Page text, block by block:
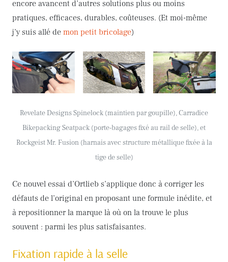
encore avancent d’autres solutions plus ou moins
pratiques, efficaces, durables, coûteuses. (Et moi-même
j’y suis allé de mon petit bricolage)
Revelate Designs Spinelock (maintien par goupille), Carradice
Bikepacking Seatpack (porte-bagages fixé au rail de selle), et
Rockgeist Mr. Fusion(harnais avec structure métallique fixée à la
tige de selle)
Ce nouvel essai d’Ortlieb s’applique donc à corriger les
défauts de l’original en proposant une formule inédite, et
à repositionner la marque là où on la trouve le plus
souvent : parmi les plus satisfaisantes.
Fixation rapide à la selle